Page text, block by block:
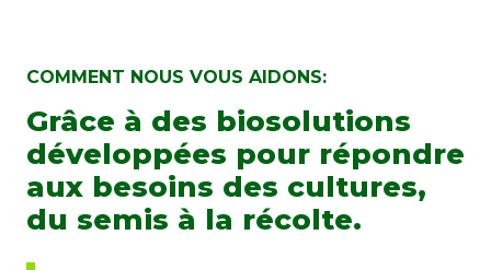
COMMENT NOUS VOUS AIDONS:
Grâce à des biosolutions
développées pour répondre
aux besoins des cultures,
du semis à la récolte.